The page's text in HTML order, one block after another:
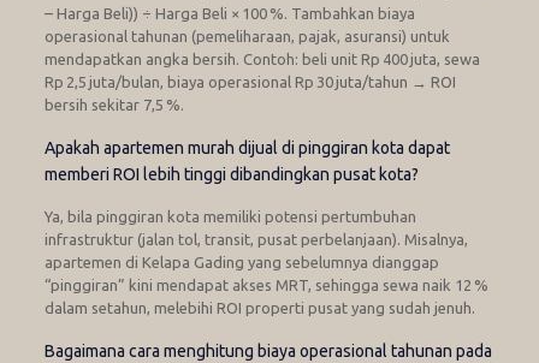
– Harga Beli)) ÷ Harga Beli × 100 %. Tambahkan biaya
operasional tahunan (pemeliharaan, pajak, asuransi) untuk
mendapatkan angka bersih. Contoh: beli unit Rp 400 juta, sewa
Rp 2,5 juta/bulan, biaya operasional Rp 30 juta/tahun → ROI
bersih sekitar 7,5 %.
Apakah apartemen murah dijual di pinggiran kota dapat
memberi ROI lebih tinggi dibandingkan pusat kota?
Ya, bila pinggiran kota memiliki potensi pertumbuhan
infrastruktur (jalan tol, transit, pusat perbelanjaan). Misalnya,
apartemen di Kelapa Gading yang sebelumnya dianggap
“pinggiran” kini mendapat akses MRT, sehingga sewa naik 12 %
dalam setahun, melebihi ROI properti pusat yang sudah jenuh.
Bagaimana cara menghitung biaya operasional tahunan pada